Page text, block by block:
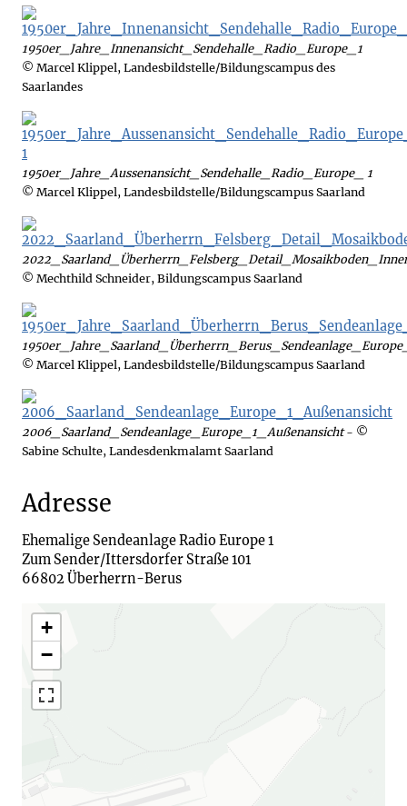
1950er_Jahre_Innenansicht_Sendehalle_Radio_Europe_1
© Marcel Klippel, Landesbildstelle/Bildungscampus des
Saarlandes
1950er_Jahre_Aussenansicht_Sendehalle_Radio_Europe_ 1
© Marcel Klippel, Landesbildstelle/Bildungscampus Saarland
© Mechthild Schneider, Bildungscampus Saarland
© Marcel Klippel, Landesbildstelle/Bildungscampus Saarland
2006_Saarland_Sendeanlage_Europe_1_Außenansicht- ©
Sabine Schulte, Landesdenkmalamt Saarland
Adresse
Ehemalige Sendeanlage Radio Europe 1
Zum Sender/Ittersdorfer Straße 101
66802 Überherrn-Berus
+
−